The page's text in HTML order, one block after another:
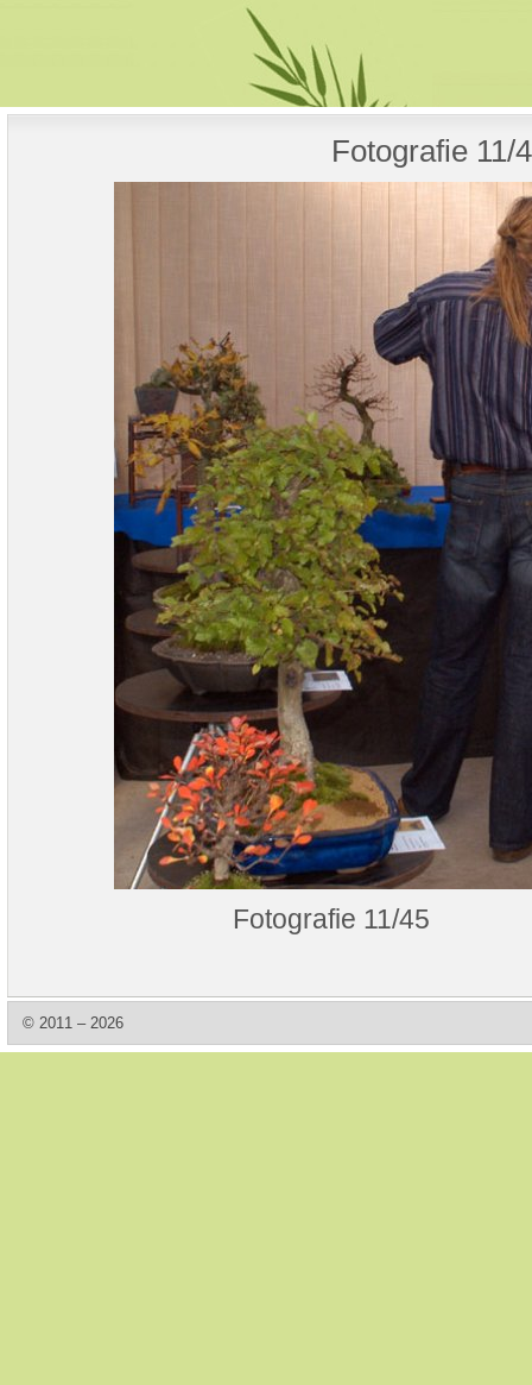
Fotografie 11/
Fotografie 11/45
© 2011 – 2026